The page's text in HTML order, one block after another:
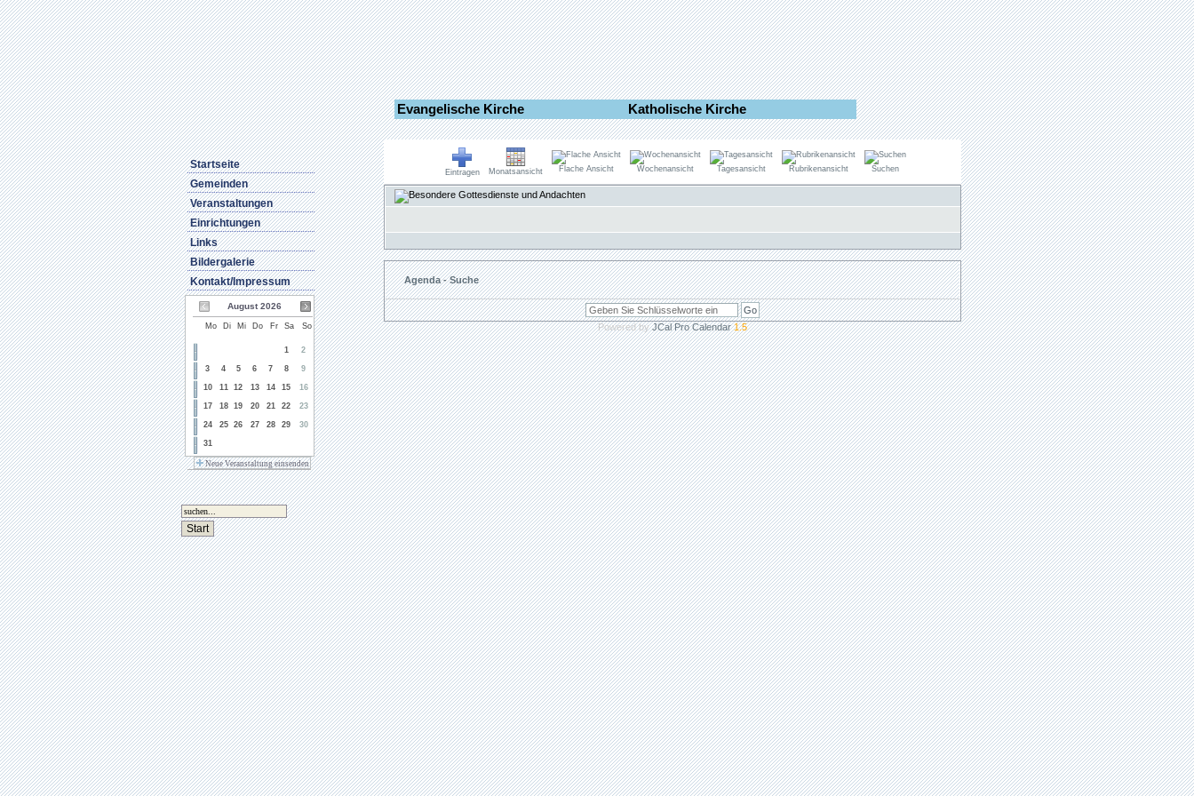
Evangelische Kirche Katholische Kirche
Startseite
Gemeinden
Veranstaltungen
Einrichtungen
Links
Bildergalerie
Kontakt/Impressum
August 2026
Mo Di Mi Do Fr Sa So
1 2
3 4 5 6 7 8 9
10 11 12 13 14 15 16
17 18 19 20 21 22 23
24 25 26 27 28 29 30
31
Neue Veranstaltung einsenden
Eintragen Monatsansicht Flache Ansicht Wochenansicht Tagesansicht Rubrikenansicht Suchen
Agenda - Suche
Powered byJCal Pro Calendar1.5